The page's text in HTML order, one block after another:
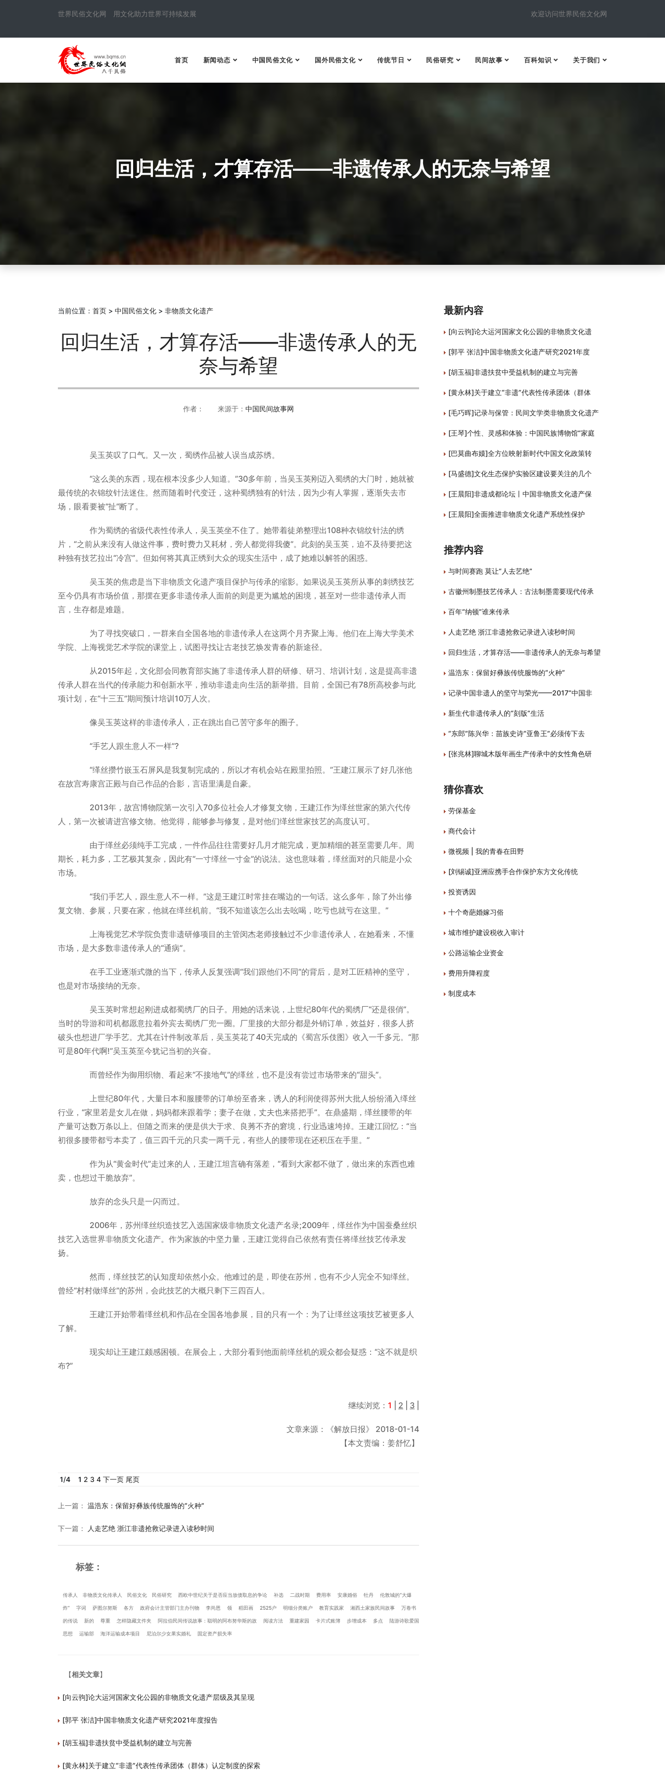
世界民俗文化网 用文化助力世界可持续发展 欢迎访问世界民俗文化网
首页 新闻动态 中国民俗文化 国外民俗文化 传统节日 民俗研究 民间故事 百科知识 关于我们
回归生活，才算存活——非遗传承人的无奈与希望
当前位置： 首页 > 中国民俗文化 > 非物质文化遗产
回归生活，才算存活——非遗传承人的无
奈与希望
作者： 来源于： 中国民间故事网
吴玉英叹了口气。又一次，蜀绣作品被人误当成苏绣。
“这么美的东西，现在根本没多少人知道。”30多年前，当吴玉英刚迈入蜀绣的大门时，她就被
最传统的衣锦纹针法迷住。然而随着时代变迁，这种蜀绣独有的针法，因为少有人掌握，逐渐失去市
场，眼看要被“扯”断了。
作为蜀绣的省级代表性传承人，吴玉英坐不住了。她带着徒弟整理出108种衣锦纹针法的绣
片，“之前从来没有人做这件事，费时费力又耗材，旁人都觉得我傻”。此刻的吴玉英，迫不及待要把这
种独有技艺拉出“冷宫”。但如何将其真正绣到大众的现实生活中，成了她难以解答的困惑。
吴玉英的焦虑是当下非物质文化遗产项目保护与传承的缩影。如果说吴玉英所从事的刺绣技艺
至今仍具有市场价值，那摆在更多非遗传承人面前的则是更为尴尬的困境，甚至对一些非遗传承人而
言，生存都是难题。
为了寻找突破口，一群来自全国各地的非遗传承人在这两个月齐聚上海。他们在上海大学美术
学院、上海视觉艺术学院的课堂上，试图寻找让古老技艺焕发青春的新途径。
从2015年起，文化部会同教育部实施了非遗传承人群的研修、研习、培训计划，这是提高非遗
传承人群在当代的传承能力和创新水平，推动非遗走向生活的新举措。目前，全国已有78所高校参与此
项计划，在“十三五”期间预计培训10万人次。
像吴玉英这样的非遗传承人，正在跳出自己苦守多年的圈子。
“手艺人跟生意人不一样”?
“缂丝攒竹嵌玉石屏风是我复制完成的，所以才有机会站在殿里拍照。”王建江展示了好几张他
在故宫寿康宫正殿与自己作品的合影，言语里满是自豪。
2013年，故宫博物院第一次引入70多位社会人才修复文物，王建江作为缂丝世家的第六代传
人，第一次被请进宫修文物。他觉得，能够参与修复，是对他们缂丝世家技艺的高度认可。
由于缂丝必须纯手工完成，一件作品往往需要好几月才能完成，更加精细的甚至需要几年。周
期长，耗力多，工艺极其复杂，因此有“一寸缂丝一寸金”的说法。这也意味着，缂丝面对的只能是小众
市场。
“我们手艺人，跟生意人不一样。”这是王建江时常挂在嘴边的一句话。这么多年，除了外出修
复文物、参展，只要在家，他就在缂丝机前。“我不知道该怎么出去吆喝，吃亏也就亏在这里。”
上海视觉艺术学院负责非遗研修项目的主管闵杰老师接触过不少非遗传承人，在她看来，不懂
市场，是大多数非遗传承人的“通病”。
在手工业逐渐式微的当下，传承人反复强调“我们跟他们不同”的背后，是对工匠精神的坚守，
也是对市场接纳的无奈。
吴玉英时常想起刚进成都蜀绣厂的日子。用她的话来说，上世纪80年代的蜀绣厂“还是很俏”。
当时的导游和司机都愿意拉着外宾去蜀绣厂兜一圈。厂里接的大部分都是外销订单，效益好，很多人挤
破头也想进厂学手艺。尤其在计件制改革后，吴玉英花了40天完成的《蜀宫乐伎图》收入一千多元。“那
可是80年代啊!”吴玉英至今犹记当初的兴奋。
而曾经作为御用织物、看起来“不接地气”的缂丝，也不是没有尝过市场带来的“甜头”。
上世纪80年代，大量日本和服腰带的订单纷至沓来，诱人的利润使得苏州大批人纷纷涌入缂丝
行业，“家里若是女儿在做，妈妈都来跟着学；妻子在做，丈夫也来搭把手”。在鼎盛期，缂丝腰带的年
产量可达数万条以上。但随之而来的便是供大于求、良莠不齐的窘境，行业迅速垮掉。王建江回忆：“当
初很多腰带都亏本卖了，值三四千元的只卖一两千元，有些人的腰带现在还积压在手里。”
作为从“黄金时代”走过来的人，王建江坦言确有落差，“看到大家都不做了，做出来的东西也难
卖，也想过干脆放弃”。
放弃的念头只是一闪而过。
2006年，苏州缂丝织造技艺入选国家级非物质文化遗产名录;2009年，缂丝作为中国蚕桑丝织
技艺入选世界非物质文化遗产。作为家族的中坚力量，王建江觉得自己依然有责任将缂丝技艺传承发
扬。
然而，缂丝技艺的认知度却依然小众。他难过的是，即使在苏州，也有不少人完全不知缂丝。
曾经“村村做缂丝”的苏州，会此技艺的大概只剩下三四百人。
王建江开始带着缂丝机和作品在全国各地参展，目的只有一个：为了让缂丝这项技艺被更多人
了解。
现实却让王建江颇感困顿。在展会上，大部分看到他面前缂丝机的观众都会疑惑：“这不就是织
布?”
继续浏览： 1 2 3
文章来源：《解放日报》 2018-01-14
【本文责编：姜舒忆】
1/4 1 2 3 4 下一页 尾页
上一篇 ： 温浩东：保留好彝族传统服饰的“火种”
下一篇 ： 人走艺绝 浙江非遗抢救记录进入读秒时间
标签：
传承人 非物质文化传承人 民俗文化 民俗研究 西欧中世纪关于是否应当放债取息的争论 补选 二战时期 费用率 安康婚俗 牡丹 伦敦城的“大爆
炸” 字词 萨图尔努斯 各方 政府会计主管部门主办刊物 李尚恩 领 稻田画 2525户 明细分类账户 教育实践家 湘西土家族民间故事 万卷书
的传说 新的 尊重 怎样隐藏文件夹 阿拉伯民间传说故事：聪明的阿布努华斯的故 阅读方法 重建家园 卡片式账簿 步增成本 多点 陆游诗歌爱国
思想 运输部 海洋运输成本项目 尼泊尔少女果实婚礼 固定资产损失率
【相关文章】
[向云驹]论大运河国家文化公园的非物质文化遗产层级及其呈现
[郭平 张洁]中国非物质文化遗产研究2021年度报告
[胡玉福]非遗扶贫中受益机制的建立与完善
[黄永林]关于建立“非遗”代表性传承团体（群体）认定制度的探索
最新内容
[向云驹]论大运河国家文化公园的非物质文化遗
[郭平 张洁]中国非物质文化遗产研究2021年度
[胡玉福]非遗扶贫中受益机制的建立与完善
[黄永林]关于建立“非遗”代表性传承团体（群体
[毛巧晖]记录与保管：民间文学类非物质文化遗产
[王琴]个性、灵感和体验：中国民族博物馆“家庭
[巴莫曲布嫫]全方位映射新时代中国文化政策转
[马盛德]文化生态保护实验区建设要关注的几个
[王晨阳]非遗成都论坛丨中国非物质文化遗产保
[王晨阳]全面推进非物质文化遗产系统性保护
推荐内容
与时间赛跑 莫让“人去艺绝”
古徽州制墨技艺传承人：古法制墨需要现代传承
百年“纳顿”谁来传承
人走艺绝 浙江非遗抢救记录进入读秒时间
回归生活，才算存活——非遗传承人的无奈与希望
温浩东：保留好彝族传统服饰的“火种”
记录中国非遗人的坚守与荣光——2017“中国非
新生代非遗传承人的“刻版”生活
“东郎”陈兴华：苗族史诗“亚鲁王”必须传下去
[张兆林]聊城木版年画生产传承中的女性角色研
猜你喜欢
劳保基金
商代会计
微视频 | 我的青春在田野
[刘锡诚]亚洲应携手合作保护东方文化传统
投资诱因
十个奇葩婚嫁习俗
城市维护建设税收入审计
公路运输企业资金
费用升降程度
制度成本